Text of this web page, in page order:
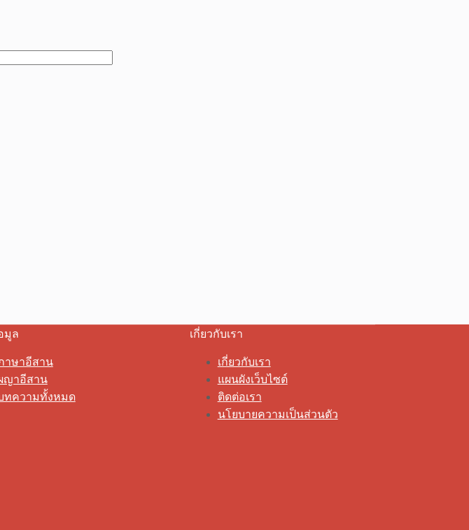
มูล
าษาอีสาน
ญาอีสาน
ทความทั้งหมด
เกี่ยวกับเรา
เกี่ยวกับเรา
แผนผังเว็บไซต์
ติดต่อเรา
นโยบายความเป็นส่วนตัว